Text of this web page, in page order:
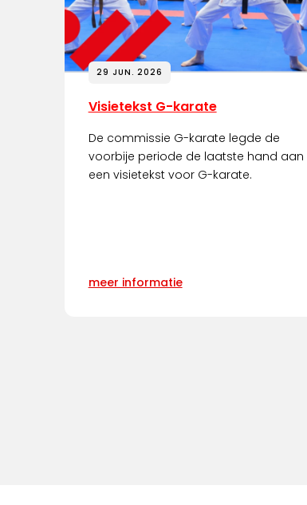
29 JUN. 2026
Visietekst G-karate
De commissie G-karate legde de
voorbije periode de laatste hand aan
een visietekst voor G-karate.
meer informatie